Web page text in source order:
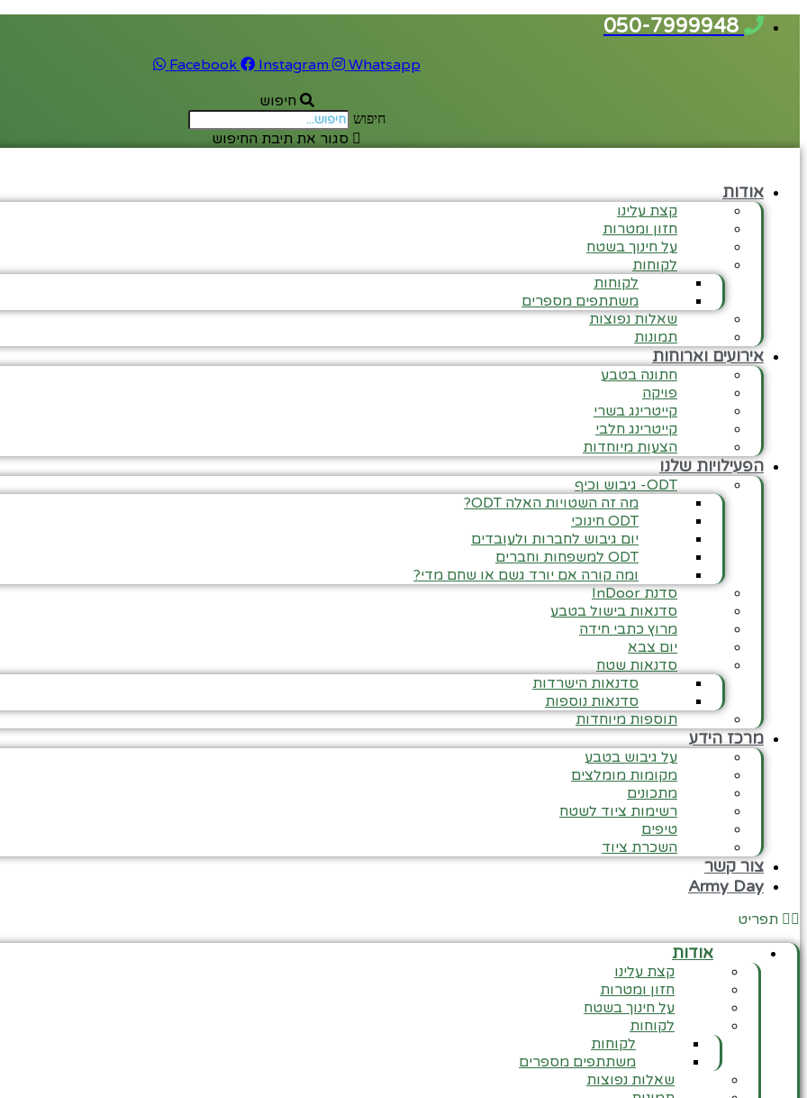
050-7999948
Facebook Instagram
Whatsapp
חיפוש
חיפוש
סגור את תיבת החיפוש
אודות
קצת עלינו
חזון ומטרות
על חינוך בשטח
לקוחות
לקוחות
משתתפים מספרים
שאלות נפוצות
תמונות
אירועים וארוחות
חתונה בטבע
פויקה
קייטרינג בשרי
קייטרינג חלבי
הצעות מיוחדות
הפעילויות שלנו
ODT- גיבוש וכיף
מה זה השטויות האלה ODT?
ODT חינוכי
יום גיבוש לחברות ולעובדים
ODT למשפחות וחברים
ומה קורה אם יורד גשם או שחם מדי?
סדנת InDoor
סדנאות בישול בטבע
מרוץ כתבי חידה
יום צבא
סדנאות שטח
סדנאות הישרדות
סדנאות נוספות
תוספות מיוחדות
מרכז הידע
על גיבוש בטבע
מקומות מומלצים
מתכונים
רשימות ציוד לשטח
טיפים
השכרת ציוד
צור קשר
Army Day
תפריט
אודות
קצת עלינו
חזון ומטרות
על חינוך בשטח
לקוחות
לקוחות
משתתפים מספרים
שאלות נפוצות